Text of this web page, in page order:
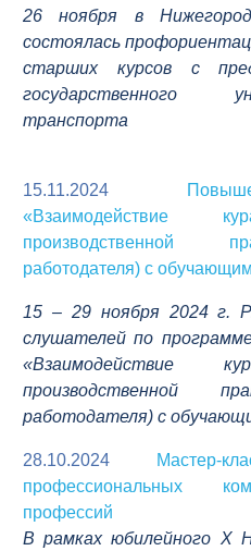
26 ноября в
состоялась
старших курсов с
государственного
транспорта
15.11.2024
«Взаимодействие
производственной
работодателя) с
15 – 29 ноября 2024 г.
слушателей по
«Взаимодействие
производственной
работодателя) с
28.10.2024
Мастер-
профессиональных
профессий
В рамках юбилейного Х